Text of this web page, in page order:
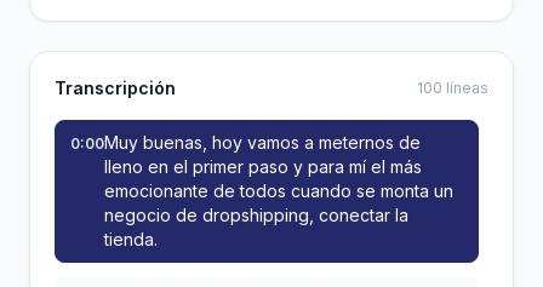
Transcripción 100 líneas
0:00Muy buenas, hoy vamos a meternos de
lleno en el primer paso y para mí el más
emocionante de todos cuando se monta un
negocio de dropshipping, conectar la
tienda.